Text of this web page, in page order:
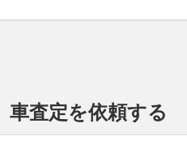
車査定を依頼する